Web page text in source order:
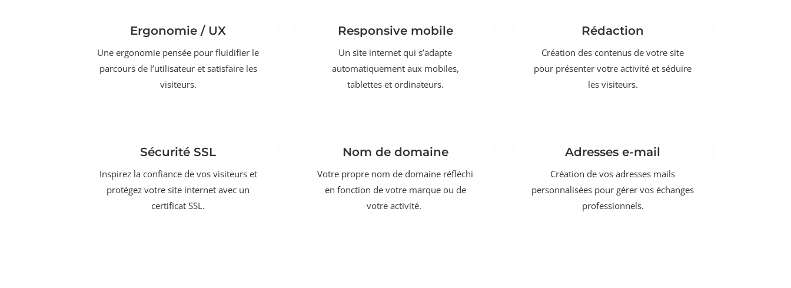
Ergonomie / UX
Une ergonomie pensée pour fluidifier le
parcours de l’utilisateur et satisfaire les
visiteurs.
Responsive mobile
Un site internet qui s’adapte
automatiquement aux mobiles,
tablettes et ordinateurs.
Rédaction
Création des contenus de votre site
pour présenter votre activité et séduire
les visiteurs.
Sécurité SSL
Inspirez la confiance de vos visiteurs et
protégez votre site internet avec un
certificat SSL.
Nom de domaine
Votre propre nom de domaine réfléchi
en fonction de votre marque ou de
votre activité.
Adresses e-mail
Création de vos adresses mails
personnalisées pour gérer vos échanges
professionnels.